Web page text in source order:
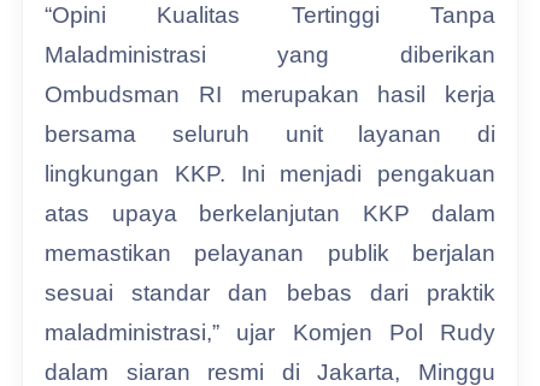
“Opini Kualitas Tertinggi Tanpa
Maladministrasi yang diberikan
Ombudsman RI merupakan hasil kerja
bersama seluruh unit layanan di
lingkungan KKP. Ini menjadi pengakuan
atas upaya berkelanjutan KKP dalam
memastikan pelayanan publik berjalan
sesuai standar dan bebas dari praktik
maladministrasi,” ujar Komjen Pol Rudy
dalam siaran resmi di Jakarta, Minggu